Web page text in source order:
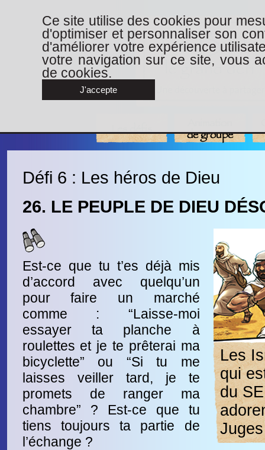
de groupe
Défi 6 : Les héros de Dieu
26. LE PEUPLE DE DIEU
Est-ce que tu t’es déjà mis
d’accord avec quelqu’un
pour faire un marché
comme : “Laisse-moi
essayer ta planche à
roulettes et je te prêterai ma
bicyclette” ou “Si tu me
laisses veiller tard, je te
promets de ranger ma
chambre” ? Est-ce que tu
tiens toujours ta partie de
l’échange ?
Les
qui
du
Ce site utilise des cookies pour
d'optimiser et personnaliser son
d'améliorer votre expérience
votre navigation sur ce site, vous
de cookies.
J'accepte